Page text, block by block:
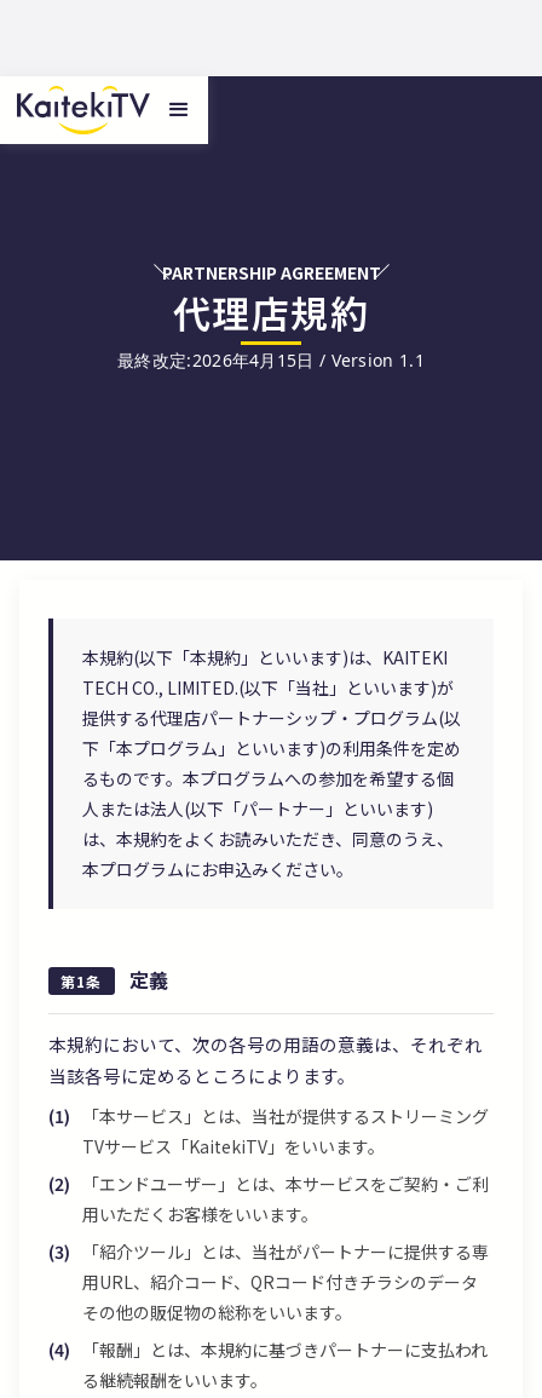
PARTNERSHIP AGREEMENT
代理店規約
最終改定:2026年4月15日 / Version 1.1
本規約(以下「本規約」といいます)は、KAITEKI
TECH CO., LIMITED.(以下「当社」といいます)が
提供する代理店パートナーシップ・プログラム(以
下「本プログラム」といいます)の利用条件を定め
るものです。本プログラムへの参加を希望する個
人または法人(以下「パートナー」といいます)
は、本規約をよくお読みいただき、同意のうえ、
本プログラムにお申込みください。
第1条 定義
本規約において、次の各号の用語の意義は、それぞれ
当該各号に定めるところによります。
「本サービス」とは、当社が提供するストリーミング
TVサービス「KaitekiTV」をいいます。
「エンドユーザー」とは、本サービスをご契約・ご利
用いただくお客様をいいます。
「紹介ツール」とは、当社がパートナーに提供する専
用URL、紹介コード、QRコード付きチラシのデータ
その他の販促物の総称をいいます。
「報酬」とは、本規約に基づきパートナーに支払われ
る継続報酬をいいます。